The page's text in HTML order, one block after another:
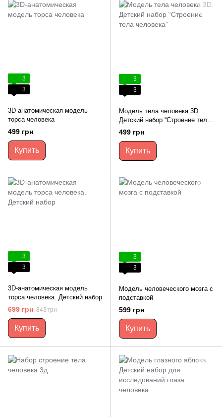
3
3
3D-анатомическая модель
торса человека
499 грн
Купить
3
3
Модель тела человека 3D.
Детский набор “Строение тела
человека”
499 грн
Купить
3
3
3D-анатомическая модель
торса человека. Детский набор
699 грн 843 грн
Купить
3
3
Модель человеческого мозга с
подставкой
599 грн
Купить